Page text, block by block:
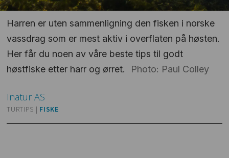
Harren er uten sammenligning den fisken i norske
vassdrag som er mest aktiv i overflaten på høsten.
Her får du noen av våre beste tips til godt
høstfiske etter harr og ørret.
Photo: Paul Colley
Inatur AS
TURTIPS | FISKE